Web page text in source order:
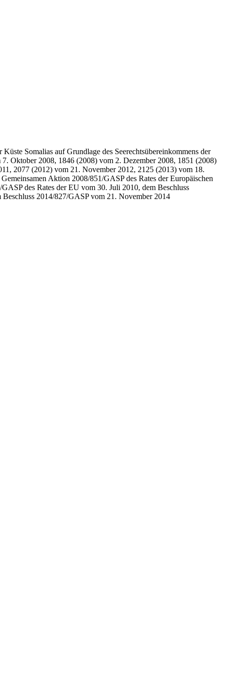
Somalias auf Grundlage des Seerechtsübereinkommens der
Oktober 2008, 1846 (2008) vom 2. Dezember 2008, 1851 (2008)
2077 (2012) vom 21. November 2012, 2125 (2013) vom 18.
Aktion 2008/851/GASP des Rates der Europäischen
des Rates der EU vom 30. Juli 2010, dem Beschluss
2014/827/GASP vom 21. November 2014